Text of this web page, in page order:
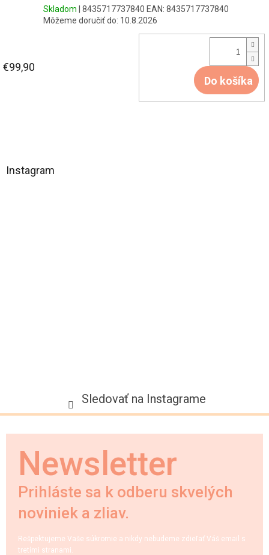
Skladom | 8435717737840 EAN: 8435717737840
Môžeme doručiť do: 10.8.2026
€99,90
Do košíka
á
Instagram
Sledovať na Instagrame
Newsletter
Prihláste sa k odberu skvelých
noviniek a zliav.
Rešpektujeme Vaše súkromie a nikdy nebudeme zdieľať Váš email s
tretími stranami.